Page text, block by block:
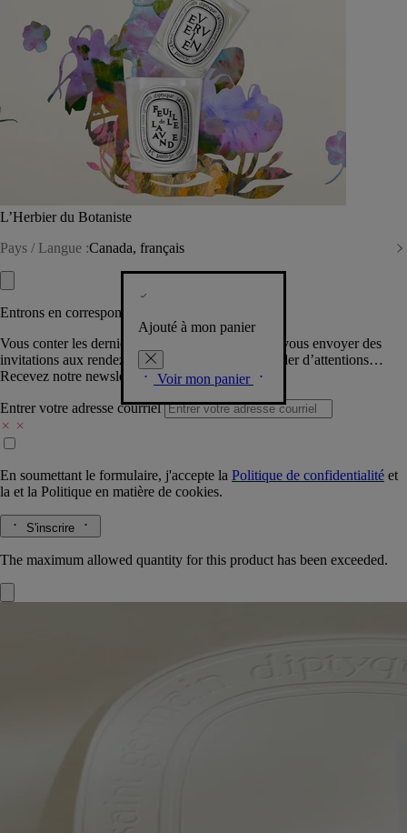
L’Herbier du Botaniste
Pays / Langue :Canada, français
Ajouté à mon panier
Voir mon panier
Entrons en correspondance​
Vous conter les dernières créations de la Maison, vous envoyer des
invitations aux rendez-vous Diptyque, vous combler d’attentions…
Recevez notre newsletter.
Entrer votre adresse courriel
En soumettant le formulaire, j'accepte la Politique de confidentialité et
la et la Politique en matière de cookies.
S'inscrire
The maximum allowed quantity for this product has been exceeded.